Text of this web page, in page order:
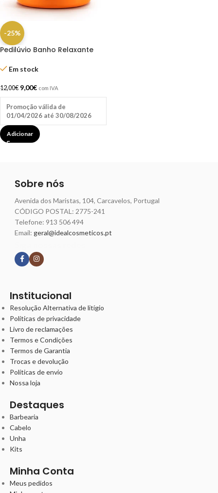
-25%
Pedilúvio Banho Relaxante
Em stock
12,00€ 9,00€ com IVA
Promoção válida de
01/04/2026 até 30/08/2026
Adicionar
Sobre nós
Avenida dos Maristas, 104, Carcavelos, Portugal
CÓDIGO POSTAL: 2775-241
Telefone: 913 506 494
Email: geral@idealcosmeticos.pt
Institucional
Resolução Alternativa de litígio
Políticas de privacidade
Livro de reclamações
Termos e Condições
Termos de Garantia
Trocas e devolução
Políticas de envio
Nossa loja
Destaques
Barbearia
Cabelo
Unha
Kits
Minha Conta
Meus pedidos